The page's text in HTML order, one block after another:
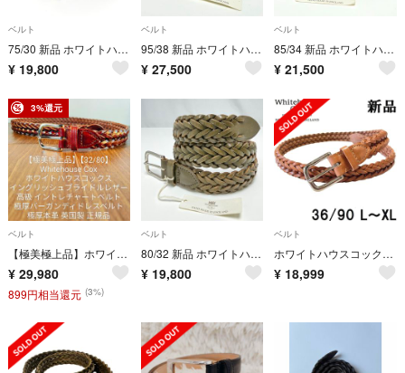
ベルト
75/30 新品 ホワイトハウス コックス メッシュ レザー ベルト 編み込み
¥ 19,800
ベルト
95/38 新品 ホワイトハウス コックス メッシュ レザー ベルト 編み込み
¥ 27,500
ベルト
85/34 新品 ホワイトハウス コックス メッシュ レザー ベルト 編み込み
¥ 21,500
3%還元
ベルト
【極美極上品】ホワイトハウスコックス バーガンディイントレチャート高級本革ベルト
¥ 29,980
899円相当還元 (3%)
ベルト
80/32 新品 ホワイトハウス コックス メッシュ レザー ベルト 編み込み
¥ 19,800
ベルト
ホワイトハウスコックス ナロー メッシュベルト 茶 28mm 36/90 XL
¥ 18,999